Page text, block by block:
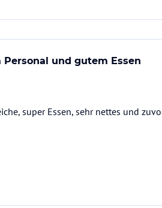
und gutem Essen
super Essen, sehr nettes und